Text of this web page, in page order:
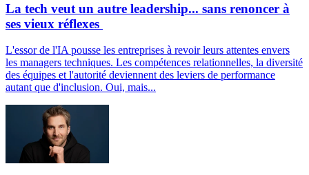
La tech veut un autre leadership... sans renoncer à
ses vieux réflexes
L'essor de l'IA pousse les entreprises à revoir leurs attentes envers
les managers techniques. Les compétences relationnelles, la diversité
des équipes et l'autorité deviennent des leviers de performance
autant que d'inclusion. Oui, mais...